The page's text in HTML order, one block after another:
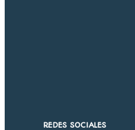
REDES SOCIALES